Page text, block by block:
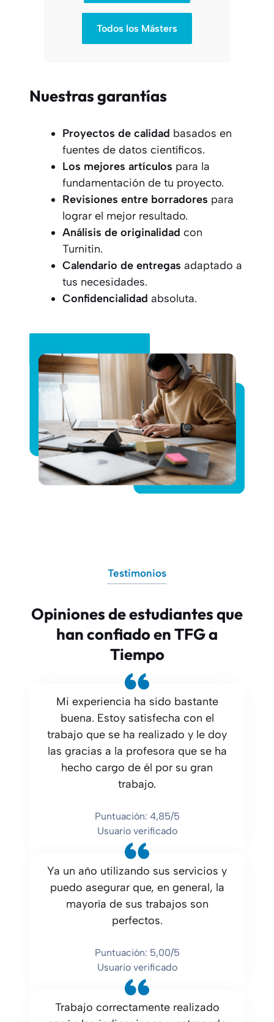
Todos los Másters
Nuestras garantías
Proyectos de calidad basados en
fuentes de datos científicos.
Los mejores artículos para la
fundamentación de tu proyecto.
Revisiones entre borradores para
lograr el mejor resultado.
Análisis de originalidad con
Turnitin.
Calendario de entregas adaptado a
tus necesidades.
Confidencialidad absoluta.
Pide tu presupuesto
Testimonios
Opiniones de estudiantes que
han confiado en TFG a
Tiempo
Mi experiencia ha sido bastante
buena. Estoy satisfecha con el
trabajo que se ha realizado y le doy
las gracias a la profesora que se ha
hecho cargo de él por su gran
trabajo.
Puntuación: 4,85/5
Usuario verificado
Ya un año utilizando sus servicios y
puedo asegurar que, en general, la
mayoría de sus trabajos son
perfectos.
Puntuación: 5,00/5
Usuario verificado
Trabajo correctamente realizado